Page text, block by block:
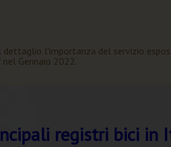
l'importanza del servizio
Gennaio 2022.
registri bici in